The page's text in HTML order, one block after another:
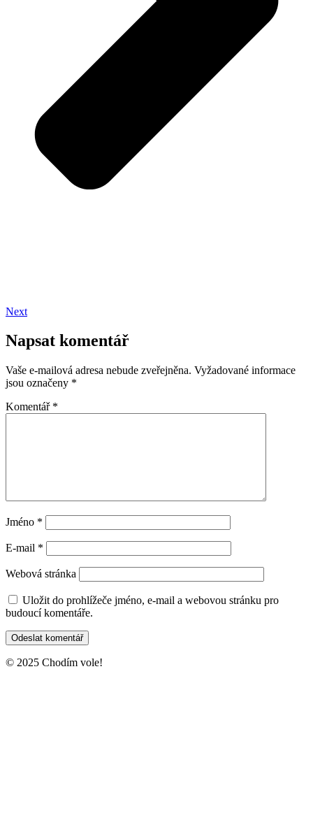
Next
Napsat komentář
Vaše e-mailová adresa nebude zveřejněna. Vyžadované informace
jsou označeny *
Komentář *
Jméno *
E-mail *
Webová stránka
Uložit do prohlížeče jméno, e-mail a webovou stránku pro
budoucí komentáře.
© 2025 Chodím vole!